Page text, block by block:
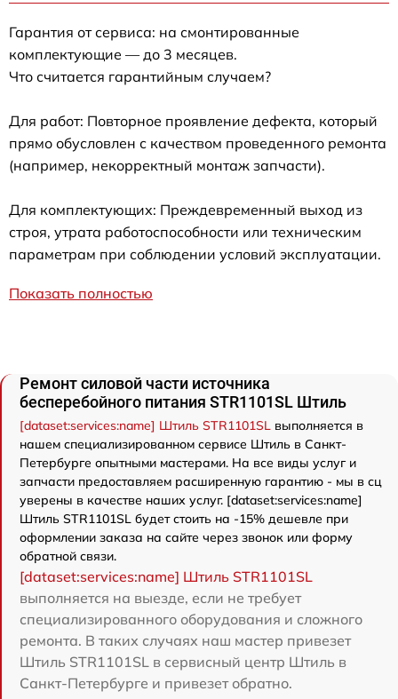
Гарантия от сервиса: на смонтированные
комплектующие — до 3 месяцев.
Что считается гарантийным случаем?
Для работ: Повторное проявление дефекта, который
прямо обусловлен с качеством проведенного ремонта
(например, некорректный монтаж запчасти).
Для комплектующих: Преждевременный выход из
строя, утрата работоспособности или техническим
параметрам при соблюдении условий эксплуатации.
Показать полностью
Ремонт силовой части источника
бесперебойного питания STR1101SL Штиль
[dataset:services:name] Штиль STR1101SL выполняется в
нашем специализированном сервисе Штиль в Санкт-
Петербурге опытными мастерами. На все виды услуг и
запчасти предоставляем расширенную гарантию - мы в сц
уверены в качестве наших услуг. [dataset:services:name]
Штиль STR1101SL будет стоить на -15% дешевле при
оформлении заказа на сайте через звонок или форму
обратной связи.
[dataset:services:name] Штиль STR1101SL
выполняется на выезде, если не требует
специализированного оборудования и сложного
ремонта. В таких случаях наш мастер привезет
Штиль STR1101SL в сервисный центр Штиль в
Санкт-Петербурге и привезет обратно.